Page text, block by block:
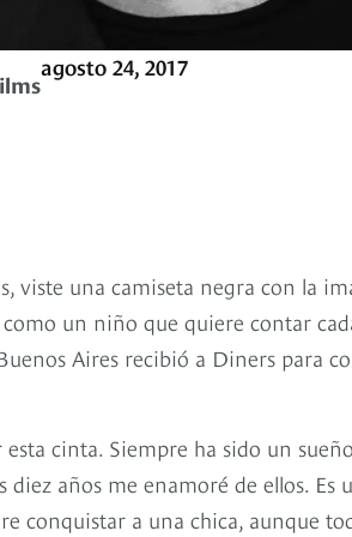
agosto 24, 2017
viste una camiseta negra con la
un niño que quiere contar
Aires recibió a Diners para
cinta. Siempre ha sido un
años me enamoré de ellos.
conquistar a una chica, aunque